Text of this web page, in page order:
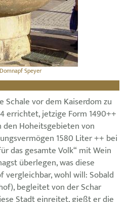
Speyer
Schale vor dem Kaiserdom zu
errichtet, jetzige Form 1490++
Hoheitsgebieten von
1580 Liter ++ bei
das gesamte Volk“ mit Wein
überlegen, was diese
vergleichbar, wohl will: Sobald
begleitet von der Schar